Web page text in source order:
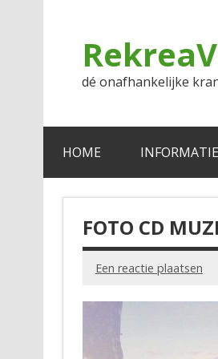
dé onafhankelijke
HOME
FOTO CD
Een reactie plaatsen